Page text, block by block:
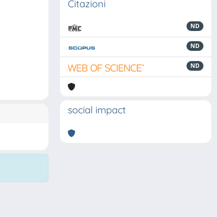
Citazioni
ND
ND
ND
social impact